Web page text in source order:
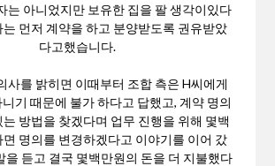
는 아니었지만 보유한 집을 팔 생각이있다
먼저 계약을 하고 분양받도록 권유받았
다고했습니다.
사를 밝히면 이때부터 조합 측은 H씨에게
기 때문에 불가 하다고 답했고, 계약 명의
방법을 찾겠다며 업무 진행을 위해 몇백
명의를 변경하겠다고 이야기를 이어 갔
을 듣고 결국 몇백만원의 돈을 더 지불했다